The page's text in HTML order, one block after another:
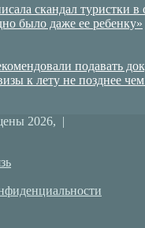
скандал туристки в
было даже ее ребенку»
подавать
к лету не позднее чем
2026, |